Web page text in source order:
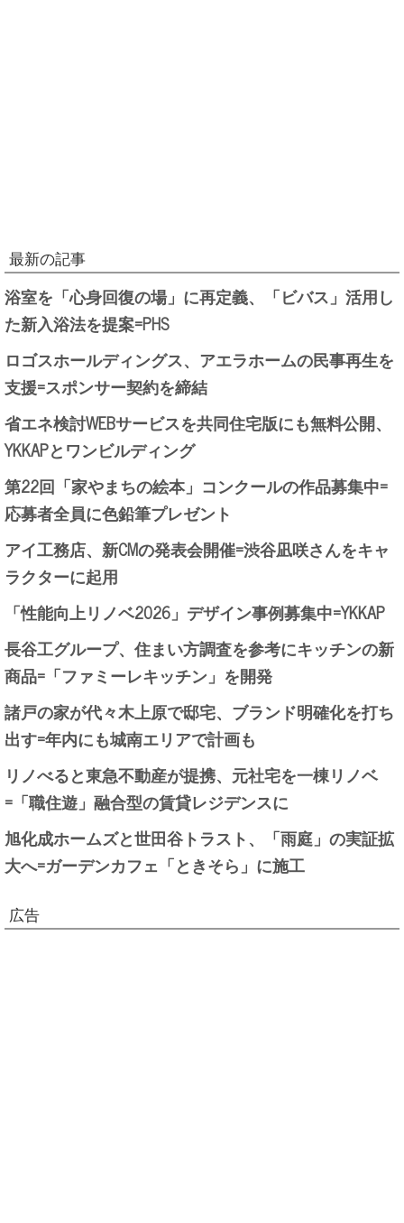
最新の記事
浴室を「心身回復の場」に再定義、「ビバス」活用し
た新入浴法を提案=PHS
ロゴスホールディングス、アエラホームの民事再生を
支援=スポンサー契約を締結
省エネ検討WEBサービスを共同住宅版にも無料公開、
YKKAPとワンビルディング
第22回「家やまちの絵本」コンクールの作品募集中=
応募者全員に色鉛筆プレゼント
アイ工務店、新CMの発表会開催=渋谷凪咲さんをキャ
ラクターに起用
「性能向上リノベ2026」デザイン事例募集中=YKKAP
長谷工グループ、住まい方調査を参考にキッチンの新
商品=「ファミーレキッチン」を開発
諸戸の家が代々木上原で邸宅、ブランド明確化を打ち
出す=年内にも城南エリアで計画も
リノべると東急不動産が提携、元社宅を一棟リノベ
=「職住遊」融合型の賃貸レジデンスに
旭化成ホームズと世田谷トラスト、「雨庭」の実証拡
大へ=ガーデンカフェ「ときそら」に施工
広告